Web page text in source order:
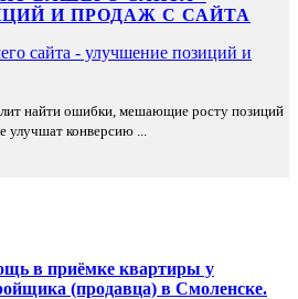
И ПРОДАЖ С САЙТА
найти ошибки, мешающие росту позиций
улучшат конверсию ...
в приёмке квартиры у
(продавца) в Смоленске.